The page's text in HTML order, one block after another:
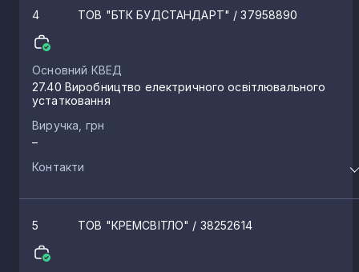
4 ТОВ "БТК БУДСТАНДАРТ" / 37958890
Основний КВЕД
27.40 Виробництво електричного освітлювального
устатковання
Виручка, грн
–
Контакти
5 ТОВ "КРЕМСВІТЛО" / 38252614